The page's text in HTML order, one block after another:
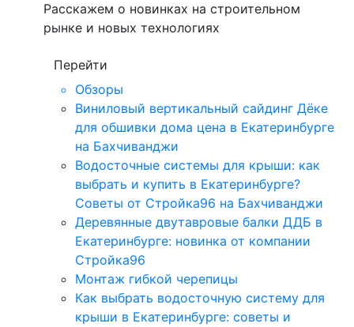
Расскажем о новинках на строительном
рынке и новых технологиях
Перейти
Обзоры
Виниловый вертикальный сайдинг Дёке
для обшивки дома цена в Екатеринбурге
на Бахчиванджи
Водосточные системы для крыши: как
выбрать и купить в Екатеринбурге?
Советы от Стройка96 на Бахчиванджи
Деревянные двутавровые балки ДДБ в
Екатеринбурге: новинка от компании
Стройка96
Монтаж гибкой черепицы
Как выбрать водосточную систему для
крыши в Екатеринбурге: советы и